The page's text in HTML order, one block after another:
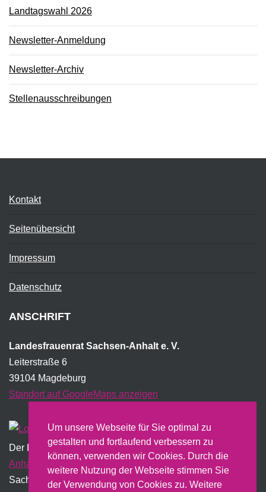
Um unsere Webseite für Sie optimal zu
gestalten und fortlaufend verbessern zu
können, verwenden wir Cookies. Durch die
weitere Nutzung der Webseite stimmen Sie
der Verwendung von Cookies zu. Weitere
Landtagswahl 2026
Newsletter-Anmeldung
Newsletter-Archiv
Stellenausschreibungen
Kontakt
Seitenübersicht
Impressum
Datenschutz
ANSCHRIFT
Landesfrauenrat Sachsen-Anhalt e. V.
Leiterstraße 6
39104 Magdeburg
Standort auf GoogleMaps anzeigen
Der Landesfrauenrat wird institutionell vom Land
Anhalt
gefördert und erstellt dazu u.a. einen jährlichen
Sachbericht.